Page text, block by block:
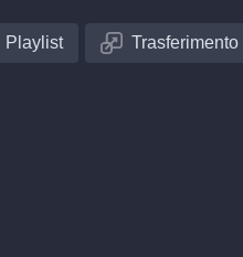
Playlist Trasferimento